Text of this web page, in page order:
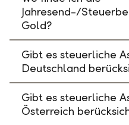
Jahresend-/
Gold?
Gibt es steuerliche
Deutschland
Gibt es steuerliche
Österreich